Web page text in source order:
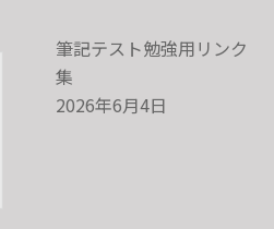
筆記テスト勉強用リンク
集
2026年6月4日